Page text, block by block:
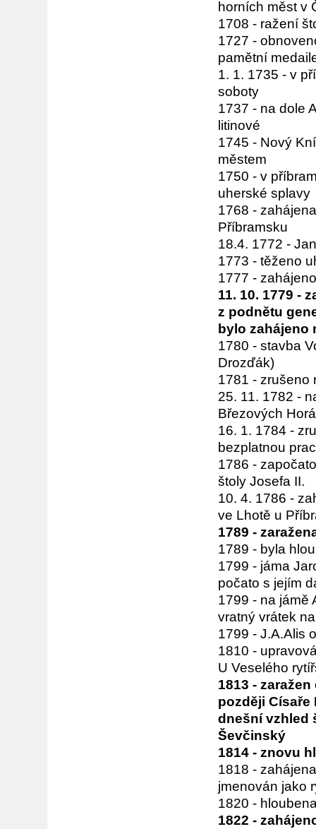
horních měst v
1708 - ražení
1727 -
pamětní
1. 1. 1735 - v
soboty
1737 - na dole
litinové
1745 - Nový
městem
1750 - v
uherské splavy
1768 -
Příbramsku
18.4. 1772 -
1773 - těženo
1777 -
11. 10. 1779 -
z podnětu
bylo zahájeno
1780 - stavba
Drozďák)
1781 - zrušeno
25. 11. 1782 -
Březových
16. 1. 1784 -
bezplatnou
1786 -
štoly Josefa II.
10. 4. 1786 -
ve Lhotě u
1789 -
1789 - byla
1799 - jáma
počato s jejím
1799 - na jámě
vratný vrátek
1799 - J.A.Alis
1810 -
U Veselého
1813 -
později Císaře
dnešní vzhled
Ševčinský
1814 - znovu
1818 -
jmenován jako
1820 -
1822 -